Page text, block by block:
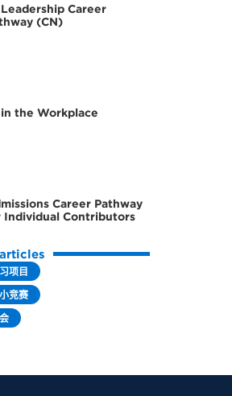
Career
(CN)
the Workplace
Career Pathway
Individual Contributors
项目
竞赛